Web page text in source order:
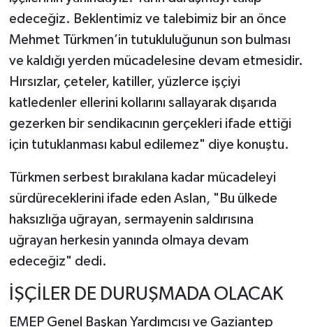
edeceğiz. Beklentimiz ve talebimiz bir an önce
Mehmet Türkmen’in tutukluluğunun son bulması
ve kaldığı yerden mücadelesine devam etmesidir.
Hırsızlar, çeteler, katiller, yüzlerce işçiyi
katledenler ellerini kollarını sallayarak dışarıda
gezerken bir sendikacının gerçekleri ifade ettiği
için tutuklanması kabul edilemez" diye konuştu.
Türkmen serbest bırakılana kadar mücadeleyi
sürdüreceklerini ifade eden Aslan, "Bu ülkede
haksızlığa uğrayan, sermayenin saldırısına
uğrayan herkesin yanında olmaya devam
edeceğiz" dedi.
İŞÇİLER DE DURUŞMADA OLACAK
EMEP Genel Başkan Yardımcısı ve Gaziantep